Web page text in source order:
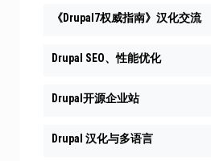
《Drupal7权威指南》汉化交流
Drupal SEO、性能优化
Drupal开源企业站
Drupal 汉化与多语言